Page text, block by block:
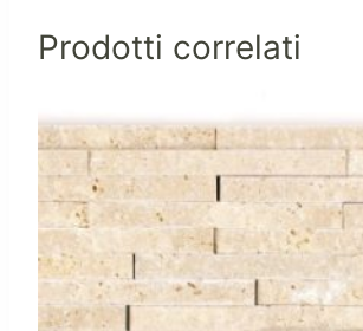
Prodotti correlati